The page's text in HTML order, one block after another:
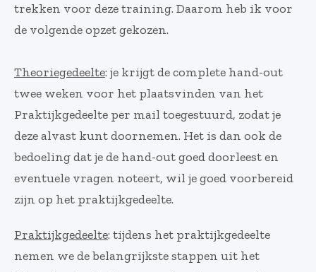
trekken voor deze training. Daarom heb ik voor
de volgende opzet gekozen.
Theoriegedeelte: je krijgt de complete hand-out
twee weken voor het plaatsvinden van het
Praktijkgedeelte per mail toegestuurd, zodat je
deze alvast kunt doornemen. Het is dan ook de
bedoeling dat je de hand-out goed doorleest en
eventuele vragen noteert, wil je goed voorbereid
zijn op het praktijkgedeelte.
Praktijkgedeelte: tijdens het praktijkgedeelte
nemen we de belangrijkste stappen uit het